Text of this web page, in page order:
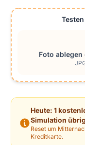
Foto
Heute: 1
Simulation übrig
Reset um
Kreditkarte.